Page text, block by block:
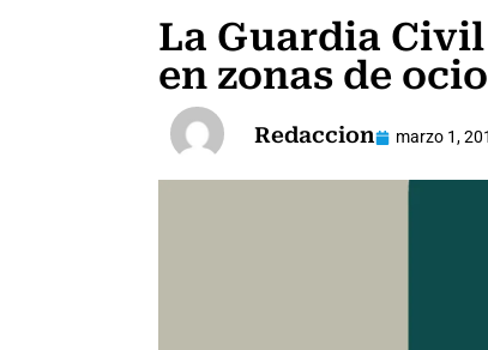
La Guardia
en zonas de
Redaccion marzo 1,